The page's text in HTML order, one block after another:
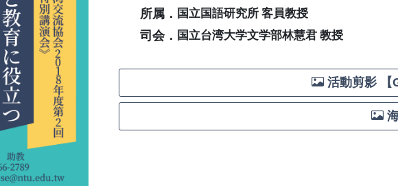
所属． 国立国語研究所 客員教授
司会． 国立台湾大学文学部林慧君 教授
活動剪影 【